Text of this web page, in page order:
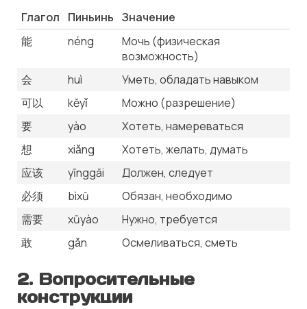
Глагол Пиньинь Значение
能
néng
Мочь (физическая
возможность)
会
huì
Уметь, обладать навыком
可以
kěyǐ
Можно (разрешение)
要
yào
Хотеть, намереваться
想
xiǎng
Хотеть, желать, думать
应该
yīnggāi
Должен, следует
必须
bìxū
Обязан, необходимо
需要
xūyào
Нужно, требуется
敢
gǎn Осмеливаться, сметь
2. Вопросительные
конструкции